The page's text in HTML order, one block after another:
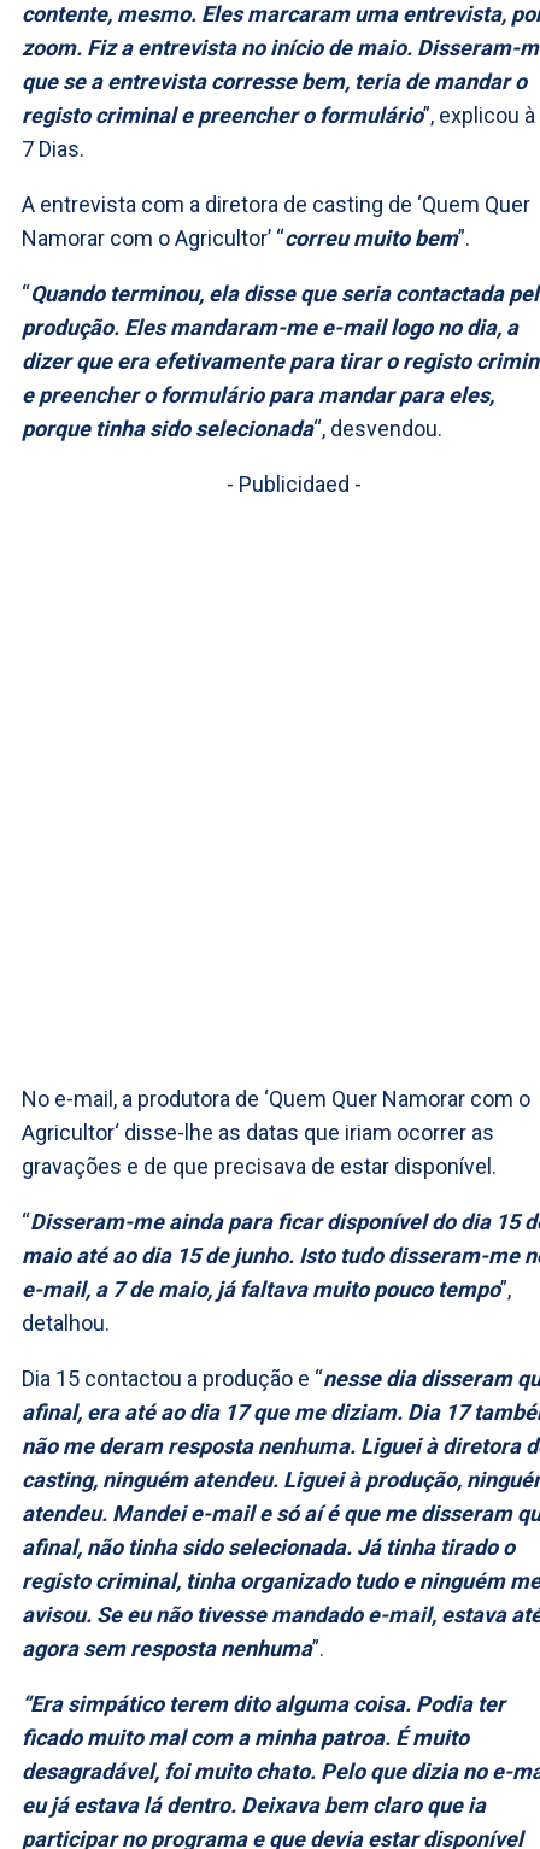
contente, mesmo. Eles marcaram uma entrevista,
zoom. Fiz a entrevista no início de maio. Disseram-
que se a entrevista corresse bem, teria de mandar o
registo criminal e preencher o formulário”, explicou
7 Dias.
A entrevista com a diretora de casting de ‘Quem Quer
Namorar com o Agricultor’ “correu muito bem”.
“Quando terminou, ela disse que seria contactada
produção. Eles mandaram-me e-mail logo no dia, a
dizer que era efetivamente para tirar o registo
e preencher o formulário para mandar para eles,
porque tinha sido selecionada“, desvendou.
- Publicidaed -
No e-mail, a produtora de ‘Quem Quer Namorar com o
Agricultor‘ disse-lhe as datas que iriam ocorrer as
gravações e de que precisava de estar disponível.
“Disseram-me ainda para ficar disponível do dia 15
maio até ao dia 15 de junho. Isto tudo disseram-me
e-mail, a 7 de maio, já faltava muito pouco tempo”,
detalhou.
Dia 15 contactou a produção e “nesse dia disseram
afinal, era até ao dia 17 que me diziam. Dia 17
não me deram resposta nenhuma. Liguei à diretora
casting, ninguém atendeu. Liguei à produção,
atendeu. Mandei e-mail e só aí é que me disseram
afinal, não tinha sido selecionada. Já tinha tirado o
registo criminal, tinha organizado tudo e ninguém me
avisou. Se eu não tivesse mandado e-mail, estava
agora sem resposta nenhuma”.
“Era simpático terem dito alguma coisa. Podia ter
ficado muito mal com a minha patroa. É muito
desagradável, foi muito chato. Pelo que dizia no e-
eu já estava lá dentro. Deixava bem claro que ia
participar no programa e que devia estar disponível